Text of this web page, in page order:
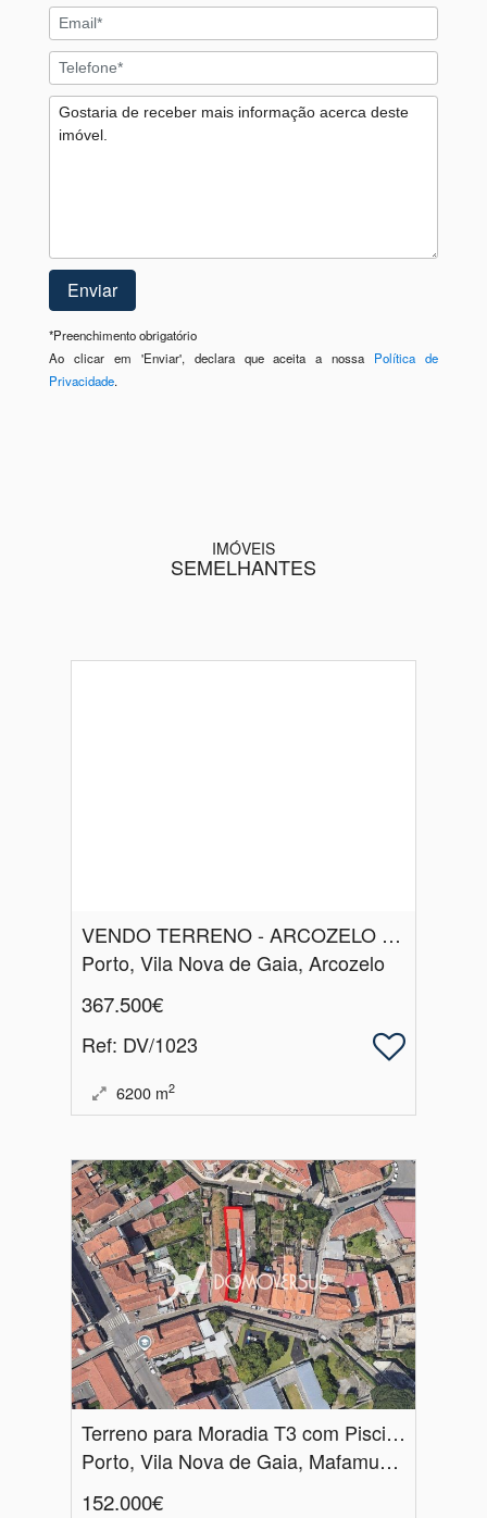
*Preenchimento obrigatório
Ao clicar em 'Enviar', declara que aceita a nossa Política de
Privacidade.
IMÓVEIS
SEMELHANTES
VENDO TERRENO - ARCOZELO - VILA NOVA GAIA
Porto, Vila Nova de Gaia, Arcozelo
367.500€
Ref: DV/1023
6200 m2
Terreno para Moradia T3 com Piscina a 5 min do Metro de Santo Ovídio
Porto, Vila Nova de Gaia, Mafamude e Vilar do Paraíso
152.000€